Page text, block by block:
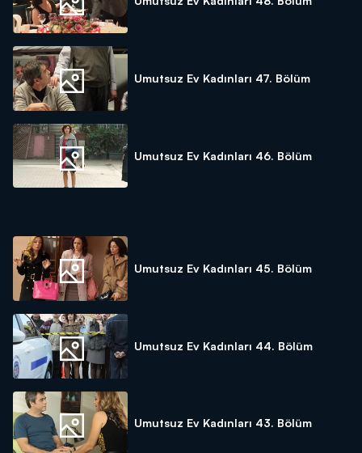
Umutsuz Ev Kadınları 47. Bölüm
Umutsuz Ev Kadınları 46. Bölüm
Umutsuz Ev Kadınları 45. Bölüm
Umutsuz Ev Kadınları 44. Bölüm
Umutsuz Ev Kadınları 43. Bölüm